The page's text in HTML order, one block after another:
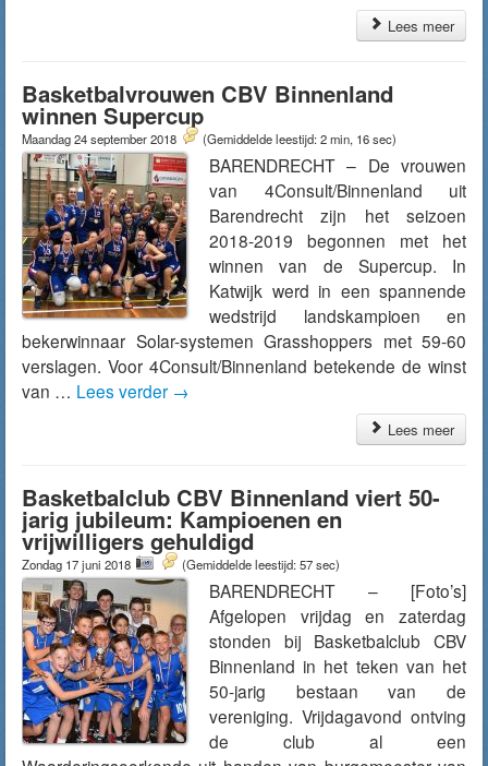
Lees meer
Basketbalvrouwen CBV Binnenland
winnen Supercup
Maandag 24 september 2018 (Gemiddelde leestijd: 2 min, 16 sec)
BARENDRECHT – De vrouwen
van 4Consult/Binnenland uit
Barendrecht zijn het seizoen
2018-2019 begonnen met het
winnen van de Supercup. In
Katwijk werd in een spannende
wedstrijd landskampioen en
bekerwinnaar Solar-systemen Grasshoppers met 59-60
verslagen. Voor 4Consult/Binnenland betekende de winst
van … Lees verder →
Lees meer
Basketbalclub CBV Binnenland viert 50-
jarig jubileum: Kampioenen en
vrijwilligers gehuldigd
Zondag 17 juni 2018 (Gemiddelde leestijd: 57 sec)
BARENDRECHT – [Foto’s]
Afgelopen vrijdag en zaterdag
stonden bij Basketbalclub CBV
Binnenland in het teken van het
50-jarig bestaan van de
vereniging. Vrijdagavond ontving
de club al een